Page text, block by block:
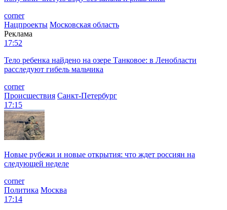
corner
Нацпроекты Московская область
Реклама
17:52
Тело ребенка найдено на озере Танковое: в Ленобласти
расследуют гибель мальчика
corner
Происшествия Санкт-Петербург
17:15
Новые рубежи и новые открытия: что ждет россиян на
следующей неделе
corner
Политика Москва
17:14